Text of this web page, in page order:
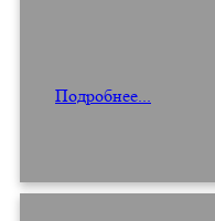
Подробнее...